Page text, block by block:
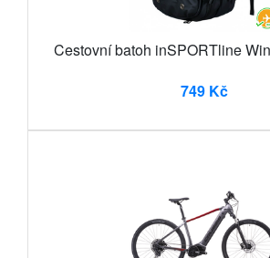
Cestovní batoh inSPORTline
749 Kč